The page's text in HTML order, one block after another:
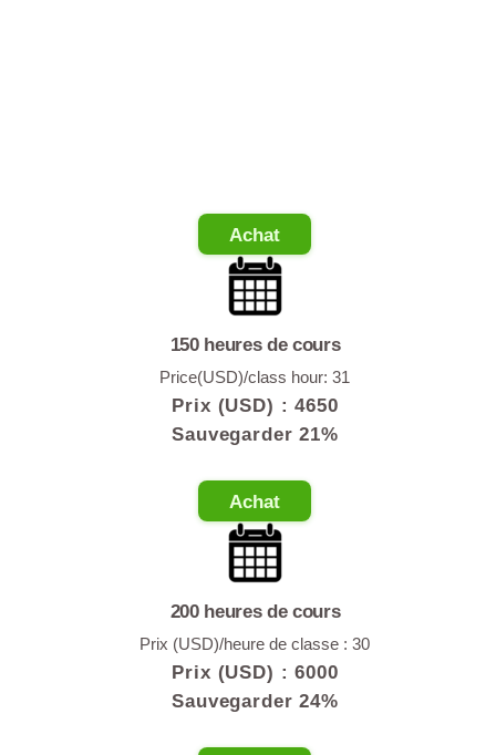
Achat
150 heures de cours
Price(USD)/class hour: 31
Prix (USD) : 4650
Sauvegarder 21%
Achat
200 heures de cours
Prix (USD)/heure de classe : 30
Prix (USD) : 6000
Sauvegarder 24%